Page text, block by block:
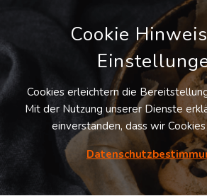
Möchten Sie diesen
speichern und
Standorte informiert
Cookie
Cookies erleichtern die
Mit der Nutzung unserer Dienste
einverstanden, dass wir